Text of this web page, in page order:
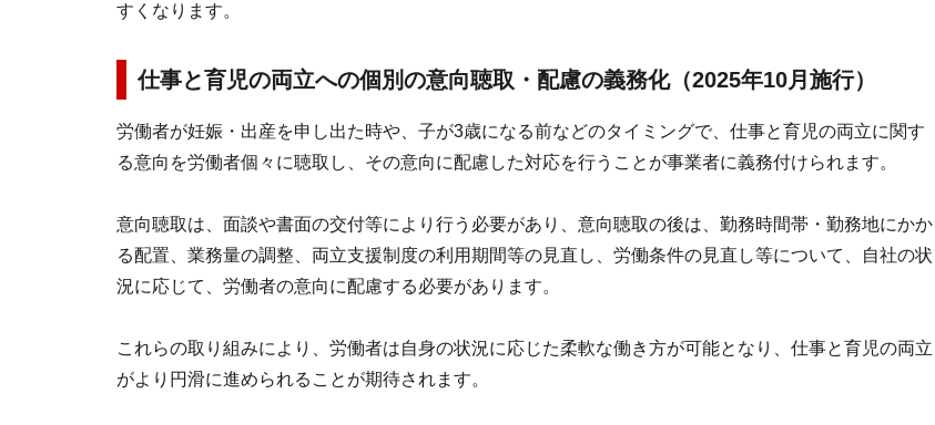
すくなります。
仕事と育児の両立への個別の意向聴取・配慮の義務化（2025年10月施行）
労働者が妊娠・出産を申し出た時や、子が3歳になる前などのタイミングで、仕事と育児の両立に関す
る意向を労働者個々に聴取し、その意向に配慮した対応を行うことが事業者に義務付けられます。
意向聴取は、面談や書面の交付等により行う必要があり、意向聴取の後は、勤務時間帯・勤務地にかか
る配置、業務量の調整、両立支援制度の利用期間等の見直し、労働条件の見直し等について、自社の状
況に応じて、労働者の意向に配慮する必要があります。
これらの取り組みにより、労働者は自身の状況に応じた柔軟な働き方が可能となり、仕事と育児の両立
がより円滑に進められることが期待されます。